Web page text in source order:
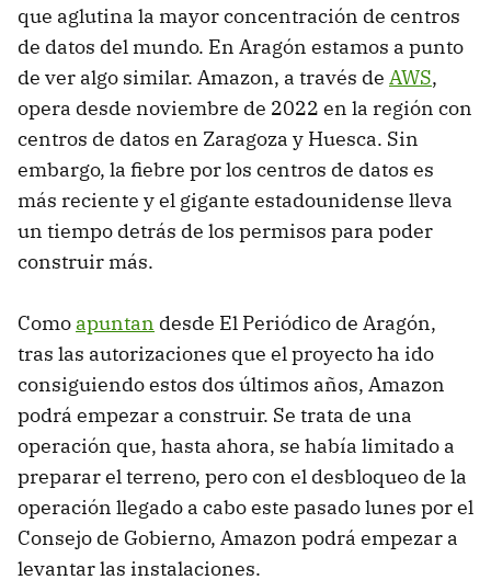
que aglutina la mayor concentración de centros
de datos del mundo. En Aragón estamos a punto
de ver algo similar. Amazon, a través de AWS,
opera desde noviembre de 2022 en la región con
centros de datos en Zaragoza y Huesca. Sin
embargo, la fiebre por los centros de datos es
más reciente y el gigante estadounidense lleva
un tiempo detrás de los permisos para poder
construir más.
Como apuntan desde El Periódico de Aragón,
tras las autorizaciones que el proyecto ha ido
consiguiendo estos dos últimos años, Amazon
podrá empezar a construir. Se trata de una
operación que, hasta ahora, se había limitado a
preparar el terreno, pero con el desbloqueo de la
operación llegado a cabo este pasado lunes por el
Consejo de Gobierno, Amazon podrá empezar a
levantar las instalaciones.